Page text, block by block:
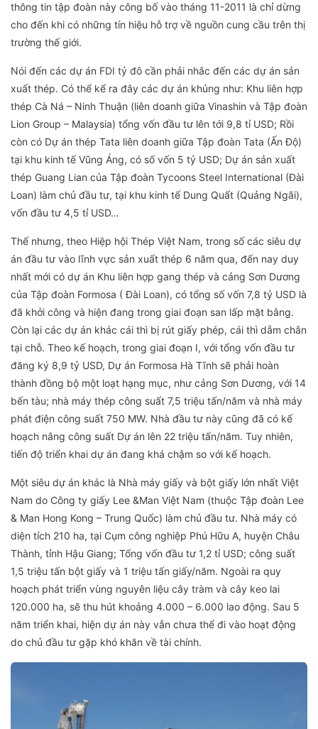
thông tin tập đoàn này công bố vào tháng 11-2011 là chỉ dừng
cho đến khi có những tín hiệu hỗ trợ về nguồn cung cầu trên thị
trường thế giới.
Nói đến các dự án FDI tỷ đô cần phải nhắc đến các dự án sản
xuất thép. Có thể kể ra đây các dự án khủng như: Khu liên hợp
thép Cà Ná – Ninh Thuận (liên doanh giữa Vinashin và Tập đoàn
Lion Group – Malaysia) tổng vốn đầu tư lên tới 9,8 tỉ USD; Rồi
còn có Dự án thép Tata liên doanh giữa Tập đoàn Tata (Ấn Độ)
tại khu kinh tế Vũng Áng, có số vốn 5 tỷ USD; Dự án sản xuất
thép Guang Lian của Tập đoàn Tycoons Steel International (Đài
Loan) làm chủ đầu tư, tại khu kinh tế Dung Quất (Quảng Ngãi),
vốn đầu tư 4,5 tỉ USD…
Thế nhưng, theo Hiệp hội Thép Việt Nam, trong số các siêu dự
án đầu tư vào lĩnh vực sản xuất thép 6 năm qua, đến nay duy
nhất mới có dự án Khu liên hợp gang thép và cảng Sơn Dương
của Tập đoàn Formosa ( Đài Loan), có tổng số vốn 7,8 tỷ USD là
đã khởi công và hiện đang trong giai đoạn san lấp mặt bằng.
Còn lại các dự án khác cái thì bị rút giấy phép, cái thì dẫm chân
tại chỗ. Theo kế hoạch, trong giai đoạn I, với tổng vốn đầu tư
đăng ký 8,9 tỷ USD, Dự án Formosa Hà Tĩnh sẽ phải hoàn
thành đồng bộ một loạt hạng mục, như cảng Sơn Dương, với 14
bến tàu; nhà máy thép công suất 7,5 triệu tấn/năm và nhà máy
phát điện công suất 750 MW. Nhà đầu tư này cũng đã có kế
hoạch nâng công suất Dự án lên 22 triệu tấn/năm. Tuy nhiên,
tiến độ triển khai dự án đang khá chậm so với kế hoạch.
Một siêu dự án khác là Nhà máy giấy và bột giấy lớn nhất Việt
Nam do Công ty giấy Lee &Man Việt Nam (thuộc Tập đoàn Lee
& Man Hong Kong – Trung Quốc) làm chủ đầu tư. Nhà máy có
diện tích 210 ha, tại Cụm công nghiệp Phú Hữu A, huyện Châu
Thành, tỉnh Hậu Giang; Tổng vốn đầu tư 1,2 tỉ USD; công suất
1,5 triệu tấn bột giấy và 1 triệu tấn giấy/năm. Ngoài ra quy
hoạch phát triển vùng nguyên liệu cây tràm và cây keo lai
120.000 ha, sẽ thu hút khoảng 4.000 – 6.000 lao động. Sau 5
năm triển khai, hiện dự án này vẫn chưa thể đi vào hoạt động
do chủ đầu tư gặp khó khăn về tài chính.